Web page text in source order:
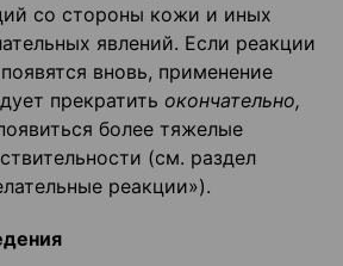
со стороны кожи и иных
явлений. Если реакции
вновь, применение
прекратить окончательно,
более тяжелые
(см. раздел
реакции»).